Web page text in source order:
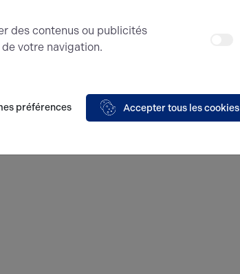
des contenus ou publicités
votre navigation.
préférences Accepter tous les cookies